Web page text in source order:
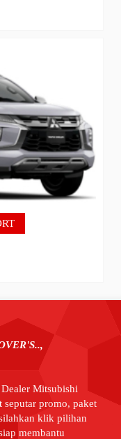
Mitsubishi
promo, paket
klik pilihan
membantu